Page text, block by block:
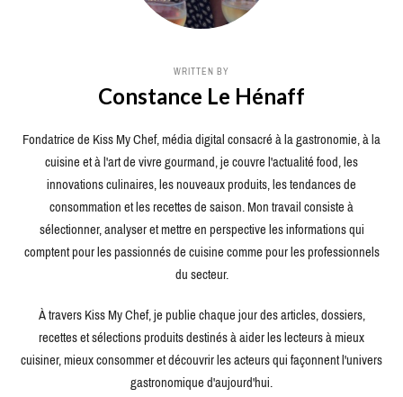
WRITTEN BY
Constance Le Hénaff
Fondatrice de Kiss My Chef, média digital consacré à la gastronomie, à la
cuisine et à l'art de vivre gourmand, je couvre l'actualité food, les
innovations culinaires, les nouveaux produits, les tendances de
consommation et les recettes de saison. Mon travail consiste à
sélectionner, analyser et mettre en perspective les informations qui
comptent pour les passionnés de cuisine comme pour les professionnels
du secteur.
À travers Kiss My Chef, je publie chaque jour des articles, dossiers,
recettes et sélections produits destinés à aider les lecteurs à mieux
cuisiner, mieux consommer et découvrir les acteurs qui façonnent l'univers
gastronomique d'aujourd'hui.